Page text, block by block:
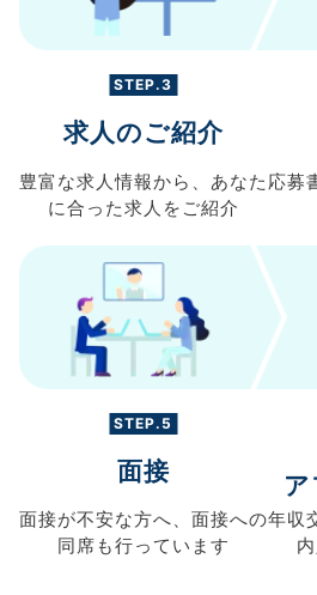
STEP.3
求人のご紹介
豊富な求人情報から、 あなた
に合った求人を ご紹介
応募
STEP.5
面接
面接が不安な方へ、 面接への
同席も行っています
年収